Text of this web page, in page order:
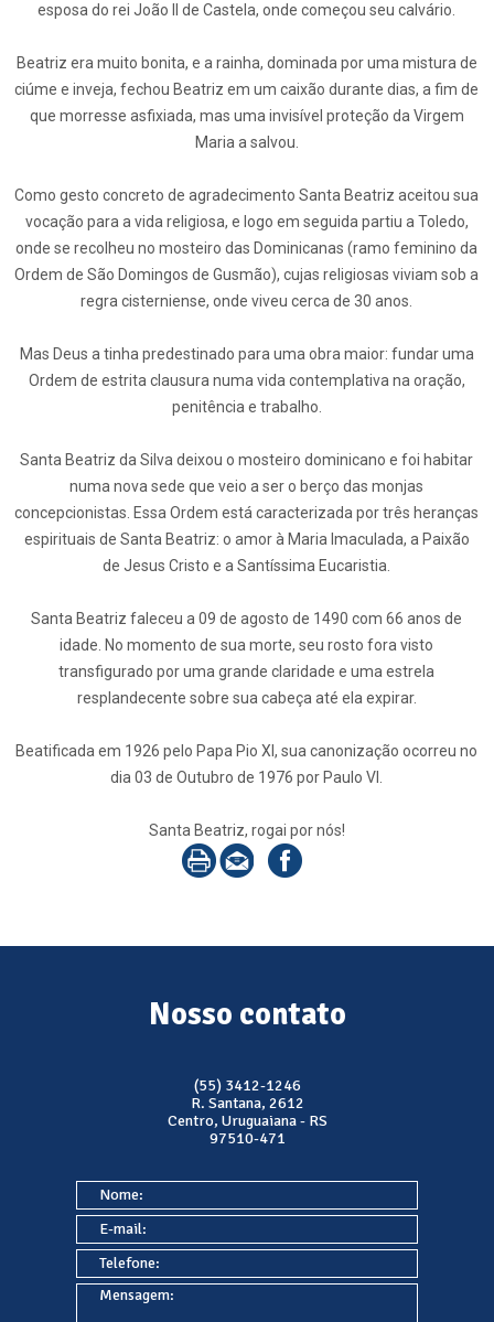
esposa do rei João II de Castela, onde começou seu calvário.
Beatriz era muito bonita, e a rainha, dominada por uma mistura de
ciúme e inveja, fechou Beatriz em um caixão durante dias, a fim de
que morresse asfixiada, mas uma invisível proteção da Virgem
Maria a salvou.
Como gesto concreto de agradecimento Santa Beatriz aceitou sua
vocação para a vida religiosa, e logo em seguida partiu a Toledo,
onde se recolheu no mosteiro das Dominicanas (ramo feminino da
Ordem de São Domingos de Gusmão), cujas religiosas viviam sob a
regra cisterniense, onde viveu cerca de 30 anos.
Mas Deus a tinha predestinado para uma obra maior: fundar uma
Ordem de estrita clausura numa vida contemplativa na oração,
penitência e trabalho.
Santa Beatriz da Silva deixou o mosteiro dominicano e foi habitar
numa nova sede que veio a ser o berço das monjas
concepcionistas. Essa Ordem está caracterizada por três heranças
espirituais de Santa Beatriz: o amor à Maria Imaculada, a Paixão
de Jesus Cristo e a Santíssima Eucaristia.
Santa Beatriz faleceu a 09 de agosto de 1490 com 66 anos de
idade. No momento de sua morte, seu rosto fora visto
transfigurado por uma grande claridade e uma estrela
resplandecente sobre sua cabeça até ela expirar.
Beatificada em 1926 pelo Papa Pio XI, sua canonização ocorreu no
dia 03 de Outubro de 1976 por Paulo VI.
Santa Beatriz, rogai por nós!
Nosso contato
(55) 3412-1246
R. Santana, 2612
Centro, Uruguaiana - RS
97510-471